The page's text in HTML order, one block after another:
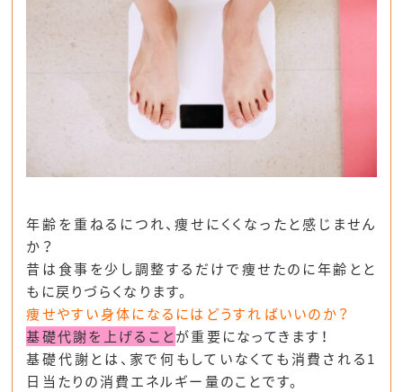
年齢を重ねるにつれ、痩せにくくなったと感じません
か？
昔は食事を少し調整するだけで痩せたのに年齢とと
もに戻りづらくなります。
痩せやすい身体になるにはどうすればいいのか？
基礎代謝を上げることが重要になってきます！
基礎代謝とは、家で何もしていなくても消費される1
日当たりの消費エネルギー量のことです。